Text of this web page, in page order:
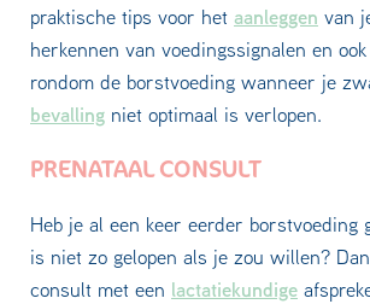
praktische tips voor het aanleggen van
herkennen van voedingssignalen en
rondom de borstvoeding wanneer je
bevalling niet optimaal is verlopen.
PRENATAAL CONSULT
Heb je al een keer eerder borstvoeding
is niet zo gelopen als je zou willen?
consult met een lactatiekundige